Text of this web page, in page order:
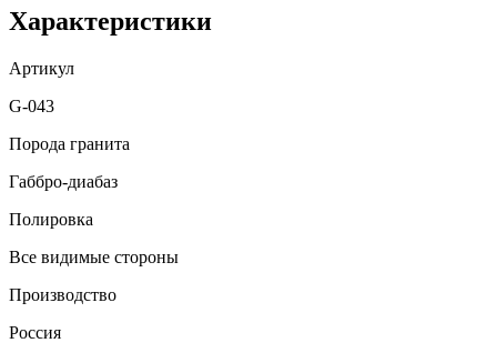
Характеристики
Артикул
G-043
Порода гранита
Габбро-диабаз
Полировка
Все видимые стороны
Производство
Россия